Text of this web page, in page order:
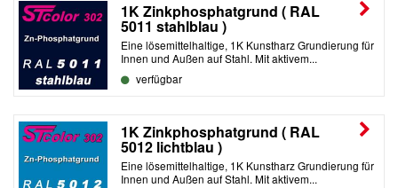
1K Zinkphosphatgrund ( RAL
5011 stahlblau )
Eine lösemittelhaltige, 1K Kunstharz Grundierung für
Innen und Außen auf Stahl. Mit aktivem...
verfügbar
1K Zinkphosphatgrund ( RAL
5012 lichtblau )
Eine lösemittelhaltige, 1K Kunstharz Grundierung für
Innen und Außen auf Stahl. Mit aktivem...